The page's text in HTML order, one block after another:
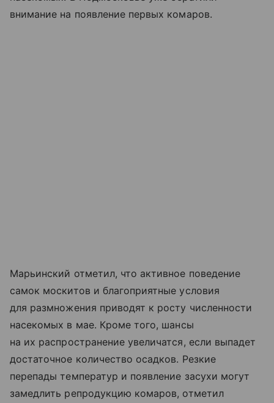
внимание на появление первых комаров.
Марьинский отметил, что активное поведение
самок москитов и благоприятные условия
для размножения приводят к росту численности
насекомых в мае. Кроме того, шансы
на их распространение увеличатся, если выпадет
достаточное количество осадков. Резкие
перепады температур и появление засухи могут
замедлить репродукцию комаров, отметил